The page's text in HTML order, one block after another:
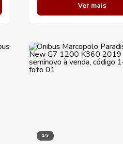
Ver mais
1/9